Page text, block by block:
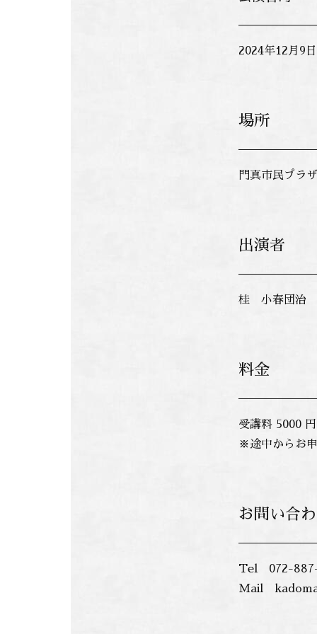
2024年12月9
場所
門真市民プラ
出演者
桂 小春団治
料金
受講料 5000
※途中からお
お問い合
Tel 072-887-
Mail